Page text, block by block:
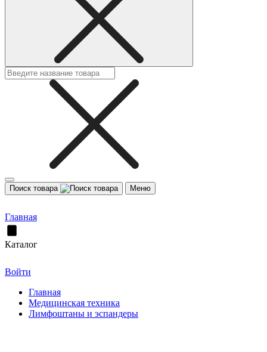
Поиск товара Меню
Главная
Каталог
Войти
Главная
Медицинская техника
Лимфоштаны и эспандеры